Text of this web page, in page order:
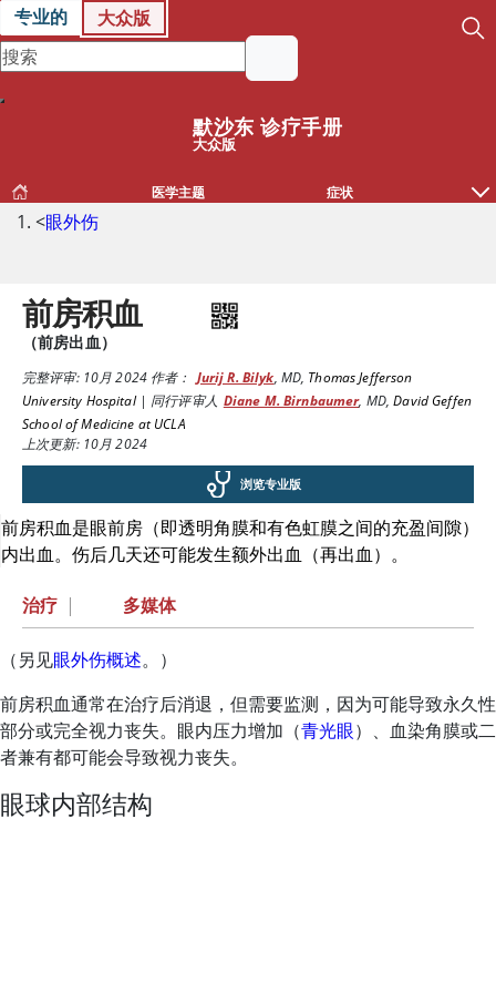
专业的 大众版
默沙东 诊疗手册
大众版
医学主题 症状
<眼外伤
前房积血
（前房出血）
完整评审:10月 2024作者： Jurij R. Bilyk, MD, Thomas Jefferson
University Hospital| 同行评审人 Diane M. Birnbaumer, MD,David Geffen
School of Medicine at UCLA
上次更新: 10月 2024
浏览专业版
前房积血是眼前房（即透明角膜和有色虹膜之间的充盈间隙）
内出血。伤后几天还可能发生额外出血（再出血）。
治疗 | 多媒体
（另见眼外伤概述。）
前房积血通常在治疗后消退，但需要监测，因为可能导致永久性
部分或完全视力丧失。眼内压力增加（青光眼）、血染角膜或二
者兼有都可能会导致视力丧失。
眼球内部结构